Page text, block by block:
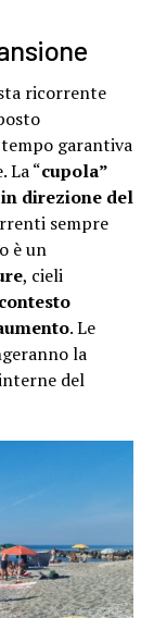
ricorrente
garantiva
La “cupola”
direzione del
sempre
è un
, cieli
. Le
la
del